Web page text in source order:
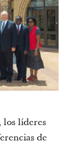
los líderes
de